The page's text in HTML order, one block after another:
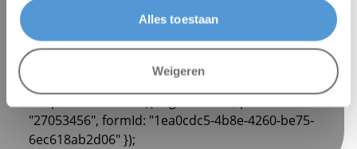
Alles toestaan
Weigeren
We zoeken graag met je mee. Laat je e-mail
adres achter en wij nemen zo spoedig
mogelijk contact met je op.
"27053456", formId: "1ea0cdc5-4b8e-4260-be75-
6ec618ab2d06" });